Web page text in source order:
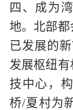
四、成为
地。北部
已发展的
发展枢纽
技中心，
桥/夏村为